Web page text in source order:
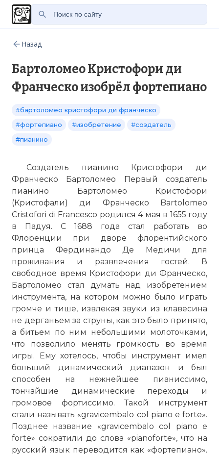
Назад
Бартоломео Кристофори ди
Франческо изобрёл фортепиано
#бартоломео кристофори ди франческо
#фортепиано
#изобретение
#создатель
#пианино
Создатель пианино Кристофори ди
Франческо Бартоломео Первый создатель
пианино Бартоломео Кристофори
(Кристофали) ди Франческо Bartolomeo
Cristofori di Francesco родился 4 мая в 1655 году
в Падуя. С 1688 года стал работать во
Флоренции при дворе флорентийского
принца Фердинандо Де Медичи для
проживания и развлечения гостей. В
свободное время Кристофори ди Франческо,
Бартоломео стал думать над изобретением
инструмента, на котором можно было играть
громче и тише, извлекая звуки из клавесина
не дерганьем за струны, как это было принято,
а битьем по ним небольшими молоточками,
что позволило менять громкость во время
игры. Ему хотелось, чтобы инструмент имел
больший динамический диапазон и был
способен на нежнейшее пианиссимо,
тончайшие динамические переходы и
громовое фортиссимо. Такой инструмент
стали называть «gravicembalo col piano е forte».
Позднее название «gravicembalo col piano е
forte» сократили до слова «pianoforte», что на
русский язык переводится как «фортепиано».